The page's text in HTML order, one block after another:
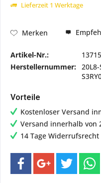
Lieferzeit 1 Werktage
Merken
Artikel-Nr.:
13715
Herstellernummer:
Vorteile
Kostenloser Versand
Versand innerhalb von
14 Tage Widerrufsrecht